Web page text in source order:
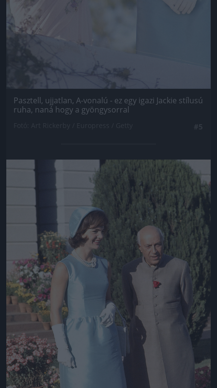
Pasztell, ujjatlan, A-vonalú - ez egy igazi Jackie stílusú
ruha, naná hogy a gyöngysorral
Jön még kép!